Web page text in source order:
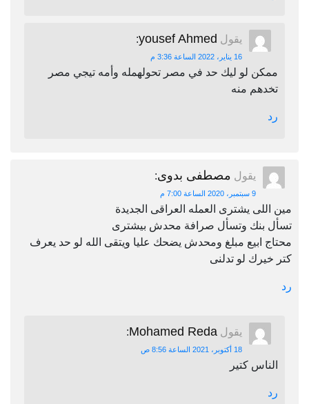
يقول yousef Ahmed
:
16 يناير، 2022 الساعة 3:36 م
ممكن لو ليك حد في مصر تحولهمله وأمه تيجي مصر
تخدهم منه
رد
يقول مصطفى بدوى:
9 سبتمبر، 2020 الساعة 7:00 م
مين اللى يشترى العمله العراقى الجديدة
تسأل بنك وتسأل صرافة محدش بيشترى
محتاج ابيع مبلغ ومحدش يضحك عليا ويتقى الله لو حد يعرف
كتر خيرك لو تدلنى
رد
يقول Mohamed Reda
:
18 أكتوبر، 2021 الساعة 8:56 ص
الناس كتير
رد